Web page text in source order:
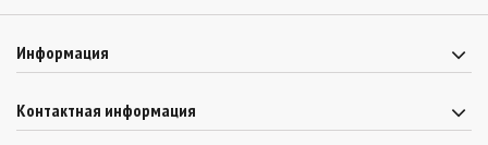
Информация
Контактная информация